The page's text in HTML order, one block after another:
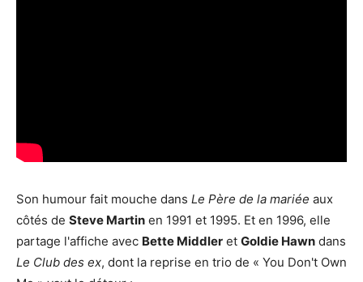
Son humour fait mouche dans Le Père de la mariée aux
côtés de Steve Martin en 1991 et 1995. Et en 1996, elle
partage l'affiche avec Bette Middler et Goldie Hawn dans
Le Club des ex, dont la reprise en trio de « You Don't Own